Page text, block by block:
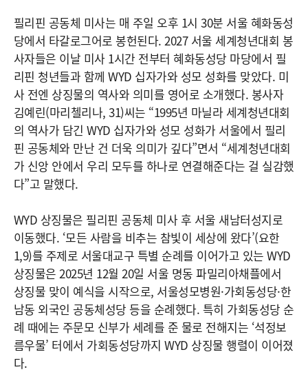
필리핀 공동체 미사는 매 주일 오후 1시 30분 서울 혜화동성
당에서 타갈로그어로 봉헌된다. 2027 서울 세계청년대회 봉
사자들은 이날 미사 1시간 전부터 혜화동성당 마당에서 필
리핀 청년들과 함께 WYD 십자가와 성모 성화를 맞았다. 미
사 전엔 상징물의 역사와 의미를 영어로 소개했다. 봉사자
김예린(마리첼리나, 31)씨는 “1995년 마닐라 세계청년대회
의 역사가 담긴 WYD 십자가와 성모 성화가 서울에서 필리
핀 공동체와 만난 건 더욱 의미가 깊다”면서 “세계청년대회
가 신앙 안에서 우리 모두를 하나로 연결해준다는 걸 실감했
다”고 말했다.
WYD 상징물은 필리핀 공동체 미사 후 서울 새남터성지로
이동했다. ‘모든 사람을 비추는 참빛이 세상에 왔다’(요한
1,9)를 주제로 서울대교구 특별 순례를 이어가고 있는 WYD
상징물은 2025년 12월 20일 서울 명동 파밀리아채플에서
상징물 맞이 예식을 시작으로, 서울성모병원·가회동성당·한
남동 외국인 공동체성당 등을 순례했다. 특히 가회동성당 순
례 때에는 주문모 신부가 세례를 준 물로 전해지는 ‘석정보
름우물’ 터에서 가회동성당까지 WYD 상징물 행렬이 이어졌
다.